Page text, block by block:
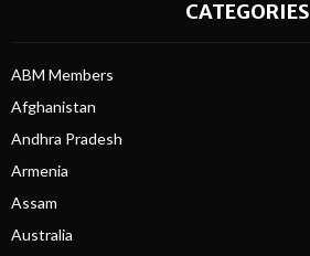
CATEGORIES
ABM Members
Afghanistan
Andhra Pradesh
Armenia
Assam
Australia